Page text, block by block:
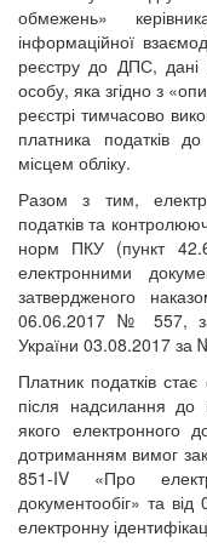
обмежень»
інформаційної
реєстру до ДПС, дані
особу, яка згідно з
реєстрі тимчасово
платника податків
місцем обліку.
Разом з тим,
податків та
норм ПКУ (пункт
електронними
затвердженого
06.06.2017 № 557,
України 03.08.2017 за
Платник податків стає
після надсилання до
якого електронного
дотриманням вимог
851-IV «Про
документообіг» та
електронну